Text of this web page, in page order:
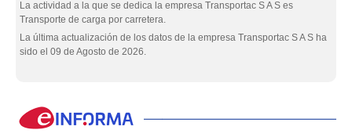
La actividad a la que se dedica la empresa Transportac S A S es
Transporte de carga por carretera.
La última actualización de los datos de la empresa Transportac S A S ha
sido el 09 de Agosto de 2026.